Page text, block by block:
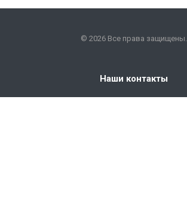
© 2026 Все права защищены.
Наши контакты